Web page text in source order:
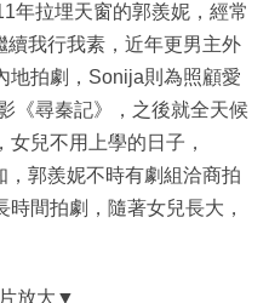
年拉埋天窗的郭羨妮，經常
我行我素，近年更男主外
地拍劇，Sonija則為照顧愛
《尋秦記》，之後就全天候
兒不用上學的日子，
郭羨妮不時有劇組洽商拍
間拍劇，隨著女兒長大，